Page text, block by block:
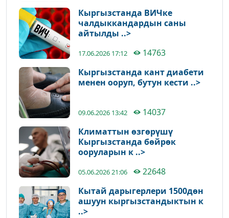
Кыргызстанда ВИЧке
чалдыккандардын саны
айтылды ..>
17.06.2026 17:12
14763
Кыргызстанда кант диабети
менен ооруп, бутун кести ..>
09.06.2026 13:42
14037
Климаттын өзгөрүшү
Кыргызстанда бөйрөк
ооруларын к ..>
05.06.2026 21:06
22648
Кытай дарыгерлери 1500дөн
ашуун кыргызстандыктын к
..>